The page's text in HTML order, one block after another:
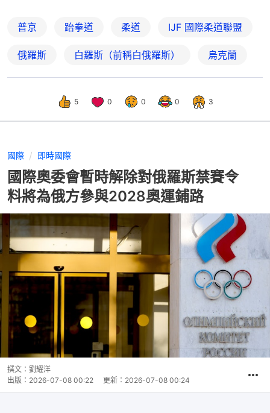
普京 跆拳道 柔道 IJF 國際柔道聯盟
俄羅斯 白羅斯（前稱白俄羅斯） 烏克蘭
5 0 0 0 3
國際 即時國際
國際奧委會暫時解除對俄羅斯禁賽令
料將為俄方參與2028奧運鋪路
撰文： 劉耀洋
出版： 2026-07-08 00:22 更新： 2026-07-08 00:24